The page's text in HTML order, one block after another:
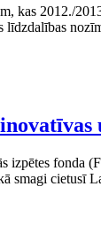
2012./
smagi cietusī